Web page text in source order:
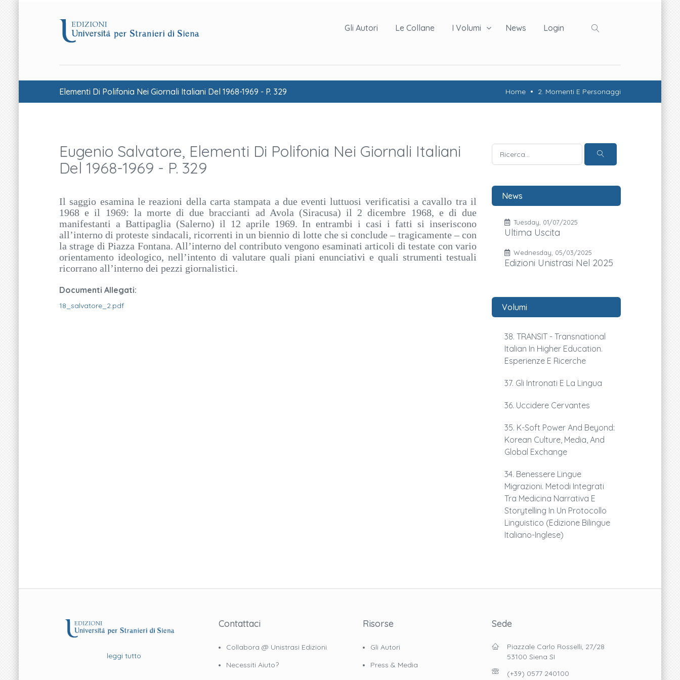
Gli Autori Le Collane I Volumi News Login
Elementi Di Polifonia Nei Giornali Italiani Del 1968-1969 - P. 329 Home 2. Momenti E Personaggi
Eugenio Salvatore, Elementi Di Polifonia Nei Giornali Italiani
Del 1968-1969 - P. 329
Il saggio esamina le reazioni della carta stampata a due eventi luttuosi verificatisi a cavallo tra il
1968 e il 1969: la morte di due braccianti ad Avola (Siracusa) il 2 dicembre 1968, e di due
manifestanti a Battipaglia (Salerno) il 12 aprile 1969. In entrambi i casi i fatti si inseriscono
all’interno di proteste sindacali, ricorrenti in un biennio di lotte che si conclude – tragicamente – con
la strage di Piazza Fontana. All’interno del contributo vengono esaminati articoli di testate con vario
orientamento ideologico, nell’intento di valutare quali piani enunciativi e quali strumenti testuali
ricorrano all’interno dei pezzi giornalistici.
Documenti Allegati:
18_salvatore_2.pdf
News
Tuesday, 01/07/2025
Ultima Uscita
Wednesday, 05/03/2025
Edizioni Unistrasi Nel 2025
Volumi
38. TRANSIT - Transnational
Italian In Higher Education.
Esperienze E Ricerche
37. Gli Intronati E La Lingua
36. Uccidere Cervantes
35. K-Soft Power And Beyond:
Korean Culture, Media, And
Global Exchange
34. Benessere Lingue
Migrazioni. Metodi Integrati
Tra Medicina Narrativa E
Storytelling In Un Protocollo
Linguistico (edizione Bilingue
Italiano-Inglese)
leggi tutto
Contattaci
Collabora @ Unistrasi Edizioni
Necessiti Aiuto?
Risorse
Gli Autori
Press & Media
Sede
Piazzale Carlo Rosselli, 27/28
53100 Siena SI
(+39) 0577 240100